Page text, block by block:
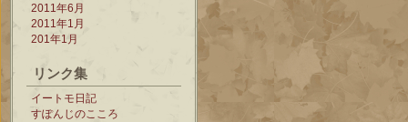
2011年6月
2011年1月
201年1月
リンク集
イートモ日記
すぽんじのこころ